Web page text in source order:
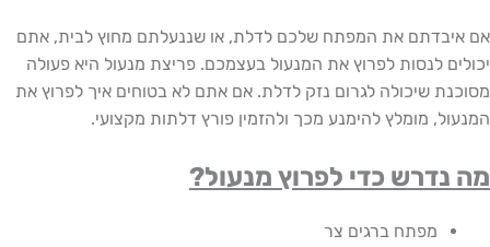
את המפתח שלכם לדלת, או שננעלתם מחוץ לבית, אתם
לנסות לפרוץ את המנעול בעצמכם. פריצת מנעול היא פעולה
שיכולה לגרום נזק לדלת. אם אתם לא בטוחים איך לפרוץ את
מומלץ להימנע מכך ולהזמין פורץ דלתות מקצועי.
כדי לפרוץ מנעול?
מפתח ברגים צר